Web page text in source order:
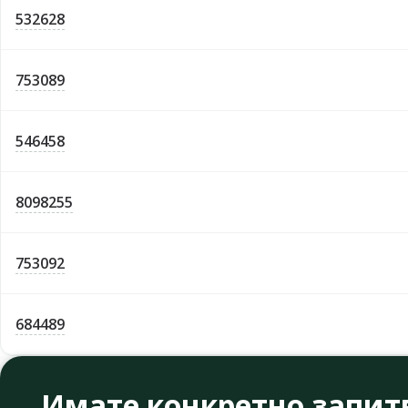
532628
753089
546458
8098255
753092
684489